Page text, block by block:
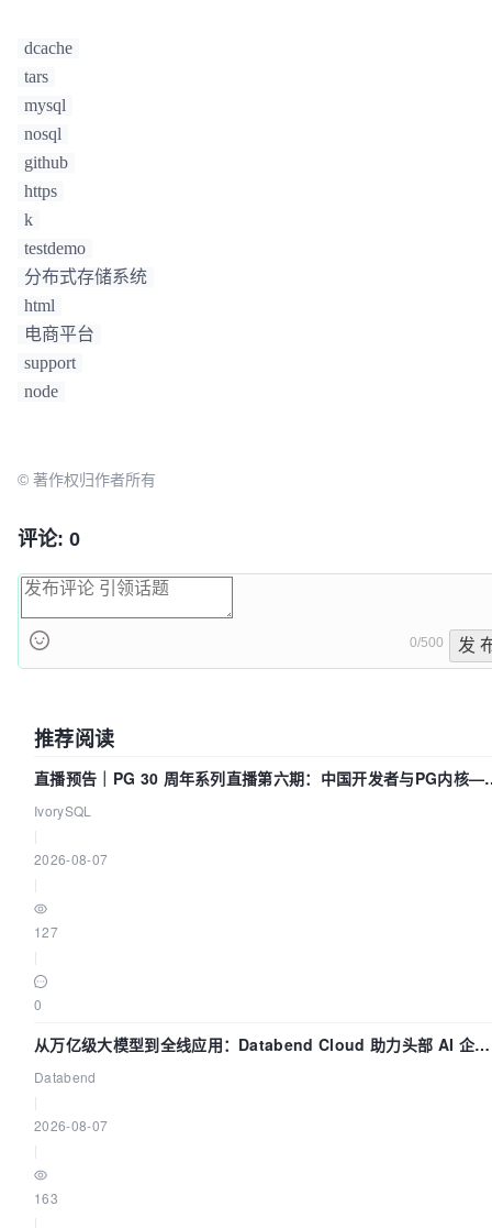
dcache
tars
mysql
nosql
github
https
k
testdemo
分布式存储系统
html
电商平台
support
node
© 著作权归作者所有
评论: 0
0/500 发
推荐阅读
直播预告｜PG 30 周年系列直播第六期：中国开发者与PG内核
我们改得动吗？我们贡献了什么？
IvorySQL
2026-08-07
127
0
从万亿级大模型到全线应用：Databend Cloud 助力头部 AI 企业
构建全链路 Trace 数据管道
Databend
2026-08-07
163